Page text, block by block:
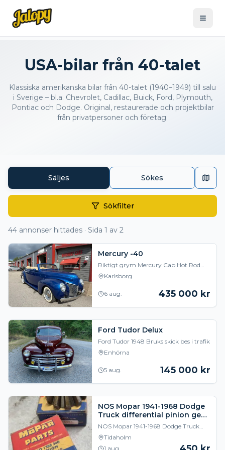
USA-bilar från 40-talet
Klassiska amerikanska bilar från 40-talet (1940–1949) till salu
i Sverige – bl.a. Chevrolet, Cadillac, Buick, Ford, Plymouth,
Pontiac och Dodge. Original, restaurerade och projektbilar
från privatpersoner och företag.
Säljes Sökes
Sökfilter
44 annonser hittades · Sida 1 av 2
Mercury -40
Riktigt grym Mercury Cab Hot Rod
Sitter en Chevrolet 350LTi maskin i
700Th automatlåda Ford 9 tums
Karlsborg
6 aug. 435 000 kr
Ford Tudor Delux
Ford Tudor 1948 Bruks skick bes i trafik
Enhörna
5 aug. 145 000 kr
NOS Mopar 1941-1968 Dodge
Truck differential pinion gear
4WD 1392340
NOS Mopar 1941-1968 Dodge Truck
differential pinion gear 4WD 1392340.
Har mer delar till dodge pickup och
Tidaholm
1 aug.